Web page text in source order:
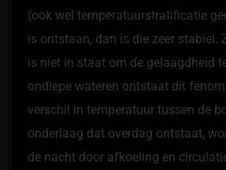
(ook wel temperatuurstratificatie
is ontstaan, dan is die zeer stabiel.
is niet in staat om de gelaagdheid
ondiepe wateren ontstaat dit
verschil in temperatuur tussen de
onderlaag dat overdag ontstaat,
de nacht door afkoeling en